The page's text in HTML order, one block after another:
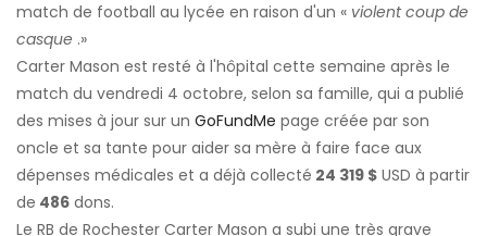
match de football au lycée en raison d'un « violent coup de
casque .»
Carter Mason est resté à l'hôpital cette semaine après le
match du vendredi 4 octobre, selon sa famille, qui a publié
des mises à jour sur un GoFundMe page créée par son
oncle et sa tante pour aider sa mère à faire face aux
dépenses médicales et a déjà collecté 24 319 $ USD à partir
de 486 dons.
Le RB de Rochester Carter Mason a subi une très grave